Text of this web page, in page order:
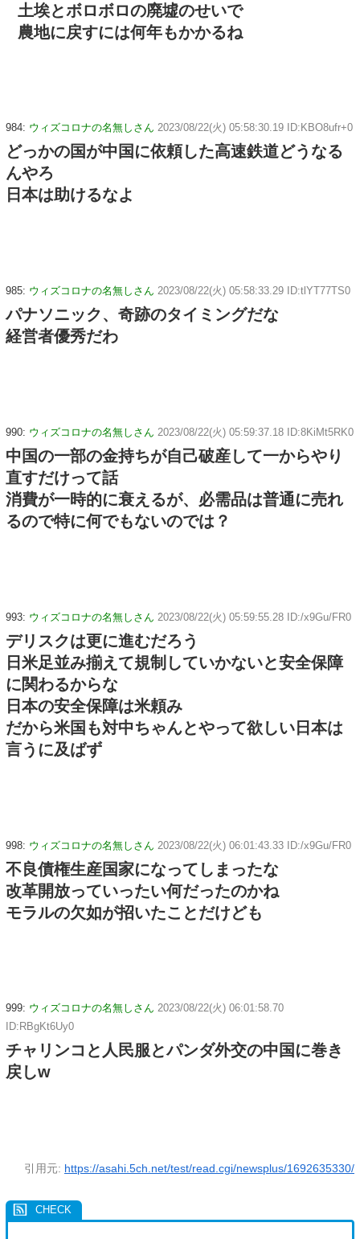
土埃とボロボロの廃墟のせいで
農地に戻すには何年もかかるね
984: ウィズコロナの名無しさん 2023/08/22(火) 05:58:30.19 ID:KBO8ufr+0
どっかの国が中国に依頼した高速鉄道どうなる
んやろ
日本は助けるなよ
985: ウィズコロナの名無しさん 2023/08/22(火) 05:58:33.29 ID:tlYT77TS0
パナソニック、奇跡のタイミングだな
経営者優秀だわ
990: ウィズコロナの名無しさん 2023/08/22(火) 05:59:37.18 ID:8KiMt5RK0
中国の一部の金持ちが自己破産して一からやり
直すだけって話
消費が一時的に衰えるが、必需品は普通に売れ
るので特に何でもないのでは？
993: ウィズコロナの名無しさん 2023/08/22(火) 05:59:55.28 ID:/x9Gu/FR0
デリスクは更に進むだろう
日米足並み揃えて規制していかないと安全保障
に関わるからな
日本の安全保障は米頼み
だから米国も対中ちゃんとやって欲しい日本は
言うに及ばず
998: ウィズコロナの名無しさん 2023/08/22(火) 06:01:43.33 ID:/x9Gu/FR0
不良債権生産国家になってしまったな
改革開放っていったい何だったのかね
モラルの欠如が招いたことだけども
999: ウィズコロナの名無しさん 2023/08/22(火) 06:01:58.70
ID:RBgKt6Uy0
チャリンコと人民服とパンダ外交の中国に巻き
戻しw
引用元: https://asahi.5ch.net/test/read.cgi/newsplus/1692635330/